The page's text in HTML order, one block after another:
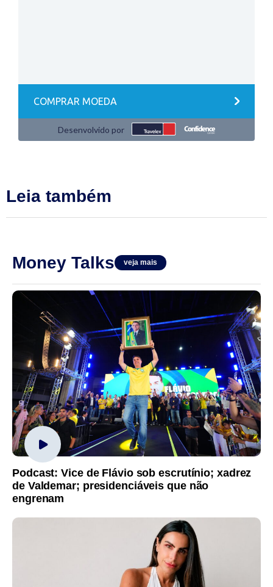
Leia também
Money Talks veja mais
Podcast: Vice de Flávio sob escrutínio; xadrez
de Valdemar; presidenciáveis que não
engrenam